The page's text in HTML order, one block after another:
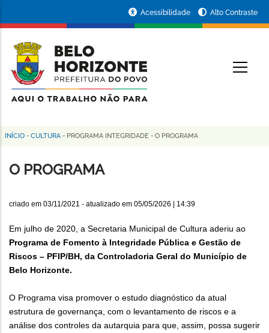
conteúdo
principal
da
Prefeitura
de
Horizonte
Acessibilidade Alto Contraste
Trilha
de
INÍCIO - CULTURA - PROGRAMA INTEGRIDADE - O PROGRAMA
O PROGRAMA
criado em 03/11/2021 - atualizado em 05/05/2026 | 14:39
Em julho de 2020, a Secretaria Municipal de Cultura aderiu ao
Programa de Fomento à Integridade Pública e Gestão de
Riscos – PFIP/BH, da Controladoria Geral do Município de
Belo Horizonte.
O Programa visa promover o estudo diagnóstico da atual
estrutura de governança, com o levantamento de riscos e a
análise dos controles da autarquia para que, assim, possa sugerir